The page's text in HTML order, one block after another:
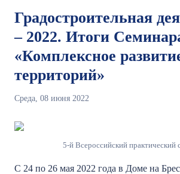
Градостроительная
– 2022. Итоги
«Комплексное
территорий»
Среда, 08 июня 2022
5-й Всероссийский практический
С 24 по 26 мая 2022 года в Доме на